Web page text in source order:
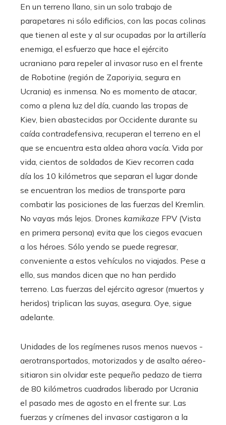
En un terreno llano, sin un solo trabajo de
parapetares ni sólo edificios, con las pocas colinas
que tienen al este y al sur ocupadas por la artillería
enemiga, el esfuerzo que hace el ejército
ucraniano para repeler al invasor ruso en el frente
de Robotine (región de Zaporiyia, segura en
Ucrania) es inmensa. No es momento de atacar,
como a plena luz del día, cuando las tropas de
Kiev, bien abastecidas por Occidente durante su
caída contradefensiva, recuperan el terreno en el
que se encuentra esta aldea ahora vacía. Vida por
vida, cientos de soldados de Kiev recorren cada
día los 10 kilómetros que separan el lugar donde
se encuentran los medios de transporte para
combatir las posiciones de las fuerzas del Kremlin.
No vayas más lejos. Drones kamikaze FPV (Vista
en primera persona) evita que los ciegos evacuen
a los héroes. Sólo yendo se puede regresar,
conveniente a estos vehículos no viajados. Pese a
ello, sus mandos dicen que no han perdido
terreno. Las fuerzas del ejército agresor (muertos y
heridos) triplican las suyas, asegura. Oye, sigue
adelante.
Unidades de los regímenes rusos menos nuevos -
aerotransportados, motorizados y de asalto aéreo-
sitiaron sin olvidar este pequeño pedazo de tierra
de 80 kilómetros cuadrados liberado por Ucrania
el pasado mes de agosto en el frente sur. Las
fuerzas y crímenes del invasor castigaron a la